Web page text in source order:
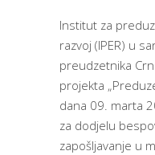
Institut za
razvoj (IPER) u
preudzetnika
projekta
dana 09. marta
za dodjelu
zapošljavanje u